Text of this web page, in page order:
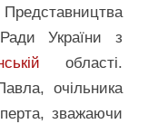
Представництва
України з
області.
очільника
зважаючи